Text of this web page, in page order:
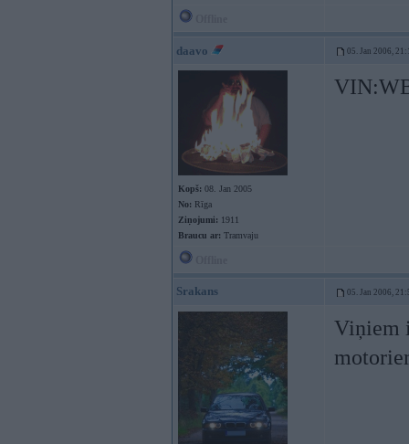
daavo 05. Jan 2006,
Kopš: 08. Jan 2005
No: Rīga
Ziņojumi: 1911
Braucu ar: Tramvaju
Srakans 05. Jan 2006,
Viņiem